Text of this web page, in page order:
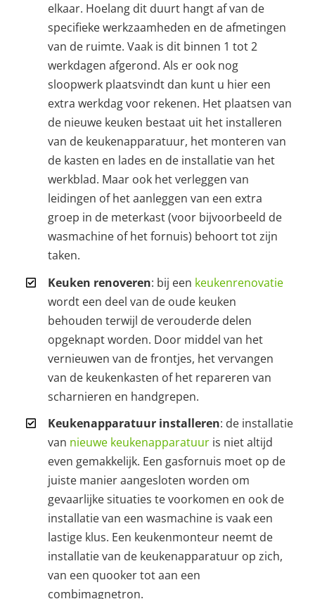
elkaar. Hoelang dit duurt hangt af van de
specifieke werkzaamheden en de afmetingen
van de ruimte. Vaak is dit binnen 1 tot 2
werkdagen afgerond. Als er ook nog
sloopwerk plaatsvindt dan kunt u hier een
extra werkdag voor rekenen. Het plaatsen van
de nieuwe keuken bestaat uit het installeren
van de keukenapparatuur, het monteren van
de kasten en lades en de installatie van het
werkblad. Maar ook het verleggen van
leidingen of het aanleggen van een extra
groep in de meterkast (voor bijvoorbeeld de
wasmachine of het fornuis) behoort tot zijn
taken.
Keuken renoveren: bij een keukenrenovatie
wordt een deel van de oude keuken
behouden terwijl de verouderde delen
opgeknapt worden. Door middel van het
vernieuwen van de frontjes, het vervangen
van de keukenkasten of het repareren van
scharnieren en handgrepen.
Keukenapparatuur installeren: de installatie
van nieuwe keukenapparatuur is niet altijd
even gemakkelijk. Een gasfornuis moet op de
juiste manier aangesloten worden om
gevaarlijke situaties te voorkomen en ook de
installatie van een wasmachine is vaak een
lastige klus. Een keukenmonteur neemt de
installatie van de keukenapparatuur op zich,
van een quooker tot aan een
combimagnetron.